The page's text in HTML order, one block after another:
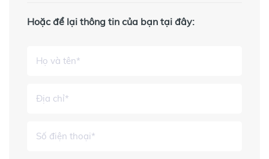
Hoặc để lại thông tin của bạn tại đây: